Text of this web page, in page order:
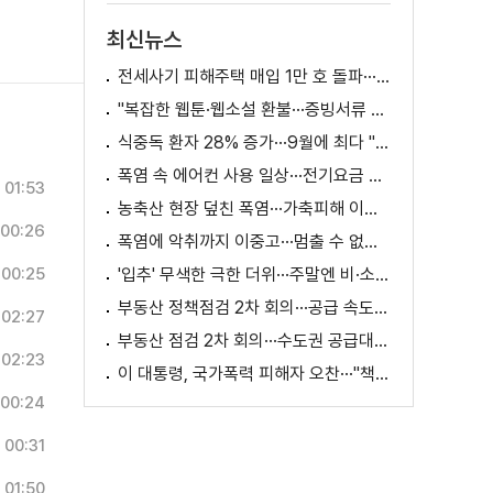
01:53
00:26
00:25
02:27
02:23
00:24
00:31
01:50
최신뉴스
전세사기 피해주택 매입 1만 호 돌파···피해 지원 속도
"복잡한 웹툰·웹소설 환불···증빙서류 요구까지"
식중독 환자 28% 증가···9월에 최다 "입추 방심 금물"
폭염 속 에어컨 사용 일상···전기요금 줄이려면?
농축산 현장 덮친 폭염···가축피해 이틀 새 28만 마리↑
폭염에 악취까지 이중고···멈출 수 없는 필수노동
'입추' 무색한 극한 더위···주말엔 비·소나기
부동산 정책점검 2차 회의···공급 속도전 본격화하나
부동산 점검 2차 회의···수도권 공급대책 논의
이 대통령, 국가폭력 피해자 오찬···"책임지고 치유"